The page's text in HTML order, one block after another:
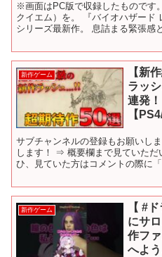
※画面はPC版で収録したものです
クイエム）を。 『バイオハザード
シリーズ最新作。 息詰まる緊張感
新作ゲーム
【新
ラッ
連発！
【
サブチャンネルの登録もお願いし
します！ ⇒ 概要欄まで見ていただ
ひ、見ていた方はコメントの際に
新作ゲーム
【 #
にサ
作フ
へよ